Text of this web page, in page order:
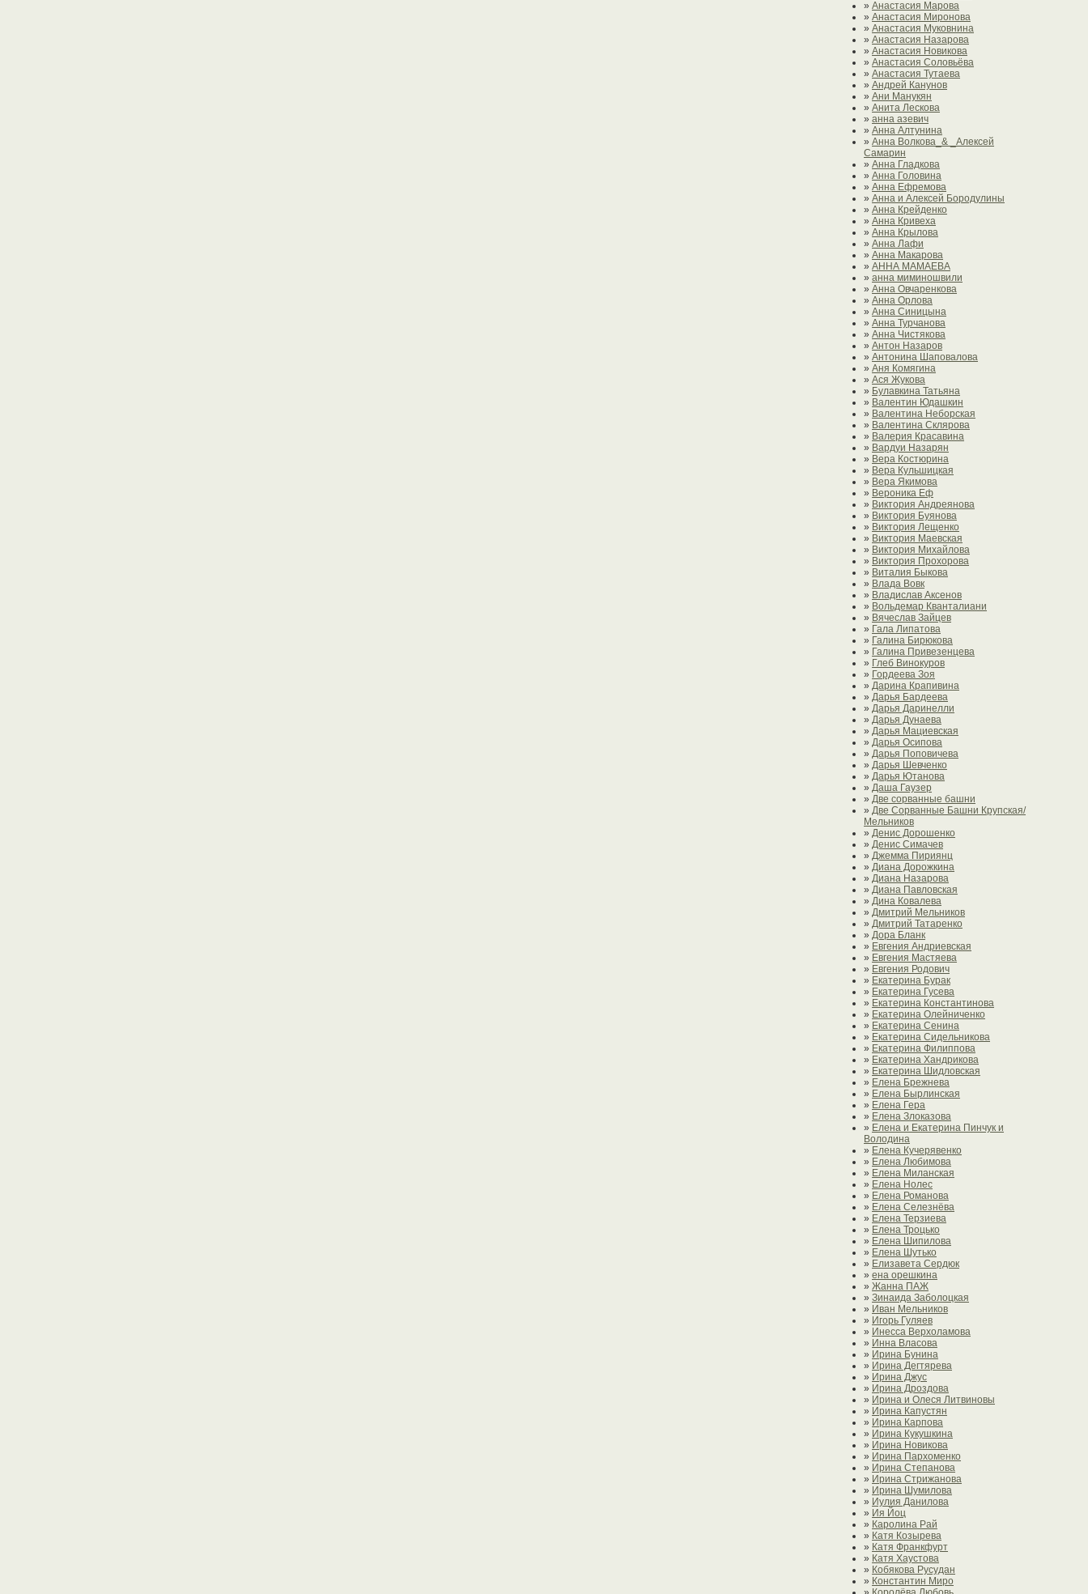
» Анастасия Марова
» Анастасия Миронова
» Анастасия Муковнина
» Анастасия Назарова
» Анастасия Новикова
» Анастасия Соловьёва
» Анастасия Тутаева
» Андрей Канунов
» Ани Манукян
» Анита Лескова
» анна азевич
» Анна Алтунина
» Анна Волкова_& _Алексей
Самарин
» Анна Гладкова
» Анна Головина
» Анна Ефремова
» Анна и Алексей Бородулины
» Анна Крейденко
» Анна Кривеха
» Анна Крылова
» Анна Лафи
» Анна Макарова
» АННА МАМАЕВА
» анна миминошвили
» Анна Овчаренкова
» Анна Орлова
» Анна Синицына
» Анна Турчанова
» Анна Чистякова
» Антон Назаров
» Антонина Шаповалова
» Аня Комягина
» Ася Жукова
» Булавкина Татьяна
» Валентин Юдашкин
» Валентина Неборская
» Валентина Склярова
» Валерия Красавина
» Вардуи Назарян
» Вера Костюрина
» Вера Кульшицкая
» Вера Якимова
» Вероника Еф
» Виктория Андреянова
» Виктория Буянова
» Виктория Лещенко
» Виктория Маевская
» Виктория Михайлова
» Виктория Прохорова
» Виталия Быкова
» Влада Вовк
» Владислав Аксенов
» Вольдемар Кванталиани
» Вячеслав Зайцев
» Гала Липатова
» Галина Бирюкова
» Галина Привезенцева
» Глеб Винокуров
» Гордеева Зоя
» Дарина Крапивина
» Дарья Бардеева
» Дарья Даринелли
» Дарья Дунаева
» Дарья Мациевская
» Дарья Осипова
» Дарья Поповичева
» Дарья Шевченко
» Дарья Ютанова
» Даша Гаузер
» Две сорванные башни
» Две Сорванные Башни Крупская/
Мельников
» Денис Дорошенко
» Денис Симачев
» Джемма Пириянц
» Диана Дорожкина
» Диана Назарова
» Диана Павловская
» Дина Ковалева
» Дмитрий Мельников
» Дмитрий Татаренко
» Дора Бланк
» Евгения Андриевская
» Евгения Мастяева
» Евгения Родович
» Екатерина Бурак
» Екатерина Гусева
» Екатерина Константинова
» Екатерина Олейниченко
» Екатерина Сенина
» Екатерина Сидельникова
» Екатерина Филиппова
» Екатерина Хандрикова
» Екатерина Шидловская
» Елена Брежнева
» Елена Бырлинская
» Елена Гера
» Елена Злоказова
» Елена и Екатерина Пинчук и
Володина
» Елена Кучерявенко
» Елена Любимова
» Елена Миланская
» Елена Нолес
» Елена Романова
» Елена Селезнёва
» Елена Терзиева
» Елена Троцько
» Елена Шипилова
» Елена Шутько
» Елизавета Сердюк
» ена орешкина
» Жанна ПАЖ
» Зинаида Заболоцкая
» Иван Мельников
» Игорь Гуляев
» Инесса Верхоламова
» Инна Власова
» Ирина Бунина
» Ирина Дегтярева
» Ирина Джус
» Ирина Дроздова
» Ирина и Олеся Литвиновы
» Ирина Капустян
» Ирина Карпова
» Ирина Кукушкина
» Ирина Новикова
» Ирина Пархоменко
» Ирина Степанова
» Ирина Стрижанова
» Ирина Шумилова
» Иулия Данилова
» Ия Йоц
» Каролина Рай
» Катя Козырева
» Катя Франкфурт
» Катя Хаустова
» Кобякова Русудан
» Константин Миро